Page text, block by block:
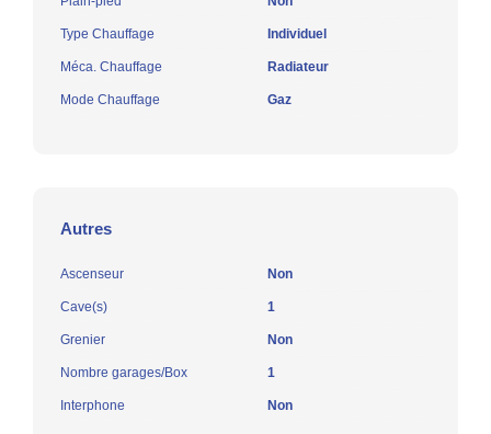
Type Chauffage Individuel
Méca. Chauffage Radiateur
Mode Chauffage Gaz
Autres
Ascenseur Non
Cave(s) 1
Grenier Non
Nombre garages/Box 1
Interphone Non